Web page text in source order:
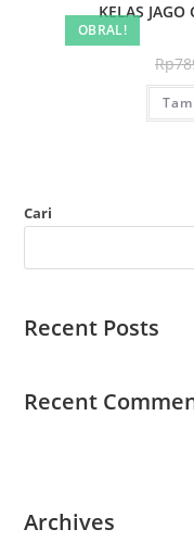
OBRAL!
KELAS
Rp
Cari
Recent Posts
Recent
Archives